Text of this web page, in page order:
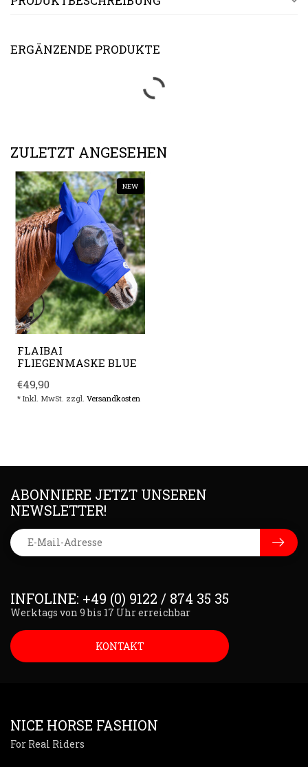
ERGÄNZENDE PRODUKTE
ZULETZT ANGESEHEN
NEW
FLAIBAI
FLIEGENMASKE BLUE
€49,90
* Inkl. MwSt. zzgl. Versandkosten
INFOLINE: +49 (0) 9122 / 874 35 35
Werktags von 9 bis 17 Uhr erreichbar
KONTAKT
ABONNIERE JETZT UNSEREN
NEWSLETTER!
NICE HORSE FASHION
For Real Riders